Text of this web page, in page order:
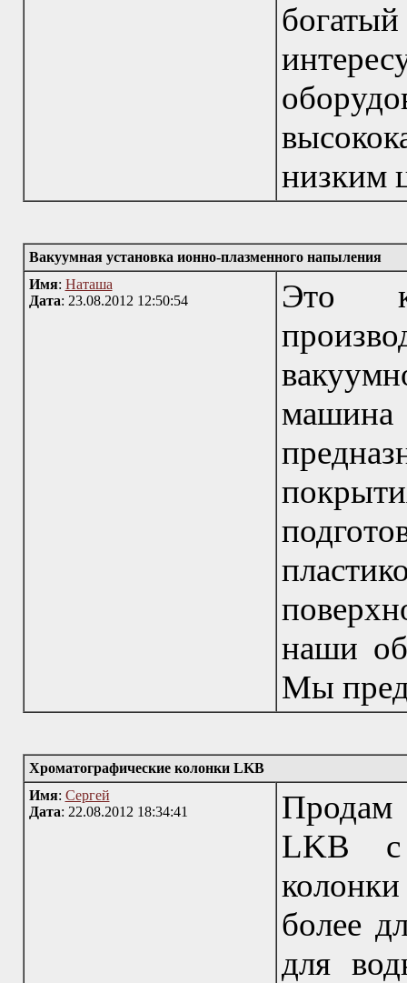
низким
Вакуумная установка ионно-плазменного напыления
Имя: Наташа
Дата: 23.08.2012 12:50:54
Это
наши
Мы
Хроматографические колонки LKB
Имя: Сергей
Дата: 22.08.2012 18:34:41
Продам
LKB с
более
для